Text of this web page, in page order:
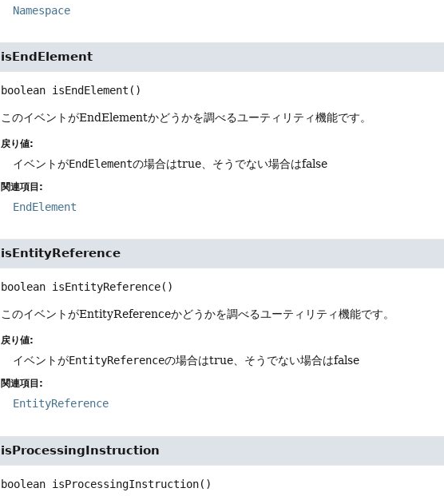
Namespace
isEndElement
boolean isEndElement ()
このイベントがEndElementかどうかを調べるユーティリティ機能です。
戻り値:
イベントがEndElementの場合はtrue、そうでない場合はfalse
関連項目:
EndElement
isEntityReference
boolean isEntityReference()
このイベントがEntityReferenceかどうかを調べるユーティリティ機能です。
戻り値:
イベントがEntityReferenceの場合はtrue、そうでない場合はfalse
関連項目:
EntityReference
isProcessingInstruction
boolean isProcessingInstruction()